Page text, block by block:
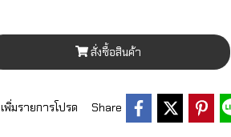
สั่งซื้อสินค้า
เพิ่มรายการโปรด Share